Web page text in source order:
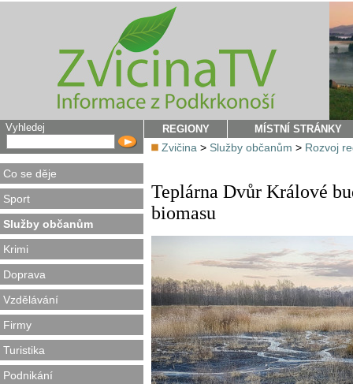
Vyhledej
Co se děje
Sport
Služby občanům
Krimi
Doprava
Vzdělávání
Firmy
Turistika
Podnikání
REGIONY MÍSTNÍ STRÁNKY
Zvičina > Služby občanům > Rozvoj
Teplárna Dvůr Králové
biomasu